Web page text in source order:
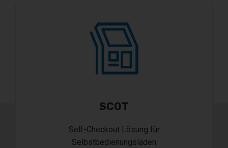
SCOT
Self-Checkout Lösung für
Selbstbedienungsläden